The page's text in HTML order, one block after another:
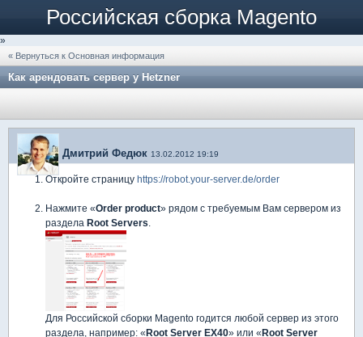
Российская сборка Magento
»
« Вернуться к Основная информация
Как арендовать сервер у Hetzner
Дмитрий Федюк 13.02.2012 19:19
Откройте страницу https://robot.your-server.de/order
Нажмите «Order product» рядом с требуемым Вам сервером из
раздела Root Servers.
Для Российской сборки Magento годится любой сервер из этого
раздела, например: « Root Server EX40» или « Root Server